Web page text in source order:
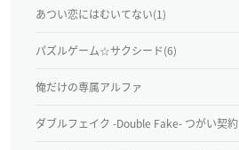
あつい恋にはむいてない(1)
パズルゲーム☆サクシード(6)
俺だけの専属アルファ
ダブルフェイク -Double Fake- つがい契約